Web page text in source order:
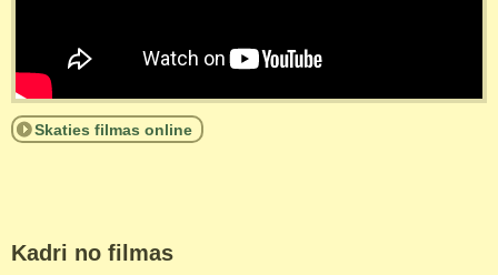
Skaties filmas online
Kadri no filmas